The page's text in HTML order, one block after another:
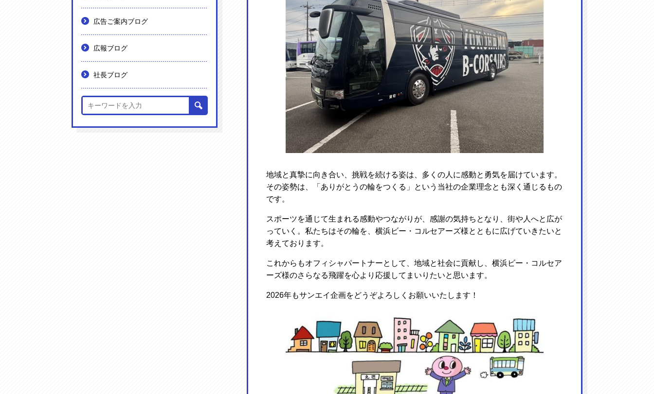
地域と真摯に向き合い、挑戦を続ける姿は、多くの人に感動と勇気を届けています。
その姿勢は、「ありがとうの輪をつくる」という当社の企業理念とも深く通じるもの
です。
スポーツを通じて生まれる感動やつながりが、感謝の気持ちとなり、街や人へと広が
っていく。私たちはその輪を、横浜ビー・コルセアーズ様とともに広げていきたいと
考えております。
これからもオフィシャパートナーとして、地域と社会に貢献し、横浜ビー・コルセア
ーズ様のさらなる飛躍を心より応援してまいりたいと思います。
2026年もサンエイ企画をどうぞよろしくお願いいたします！
広告ご案内ブログ
広報ブログ
社長ブログ